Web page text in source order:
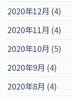
2020年12月 (4)
2020年11月 (4)
2020年10月 (5)
2020年9月 (4)
2020年8月 (4)